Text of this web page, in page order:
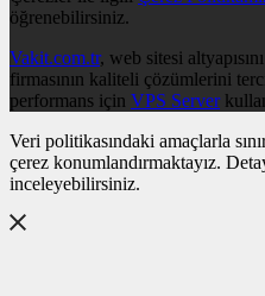
öğrenebilirsiniz.
Vakit.com.tr, web sitesi
firmasının kaliteli çözümlerini
performans için VPS Server
Veri politikasındaki amaçlarla
çerez konumlandırmaktayız.
inceleyebilirsiniz.